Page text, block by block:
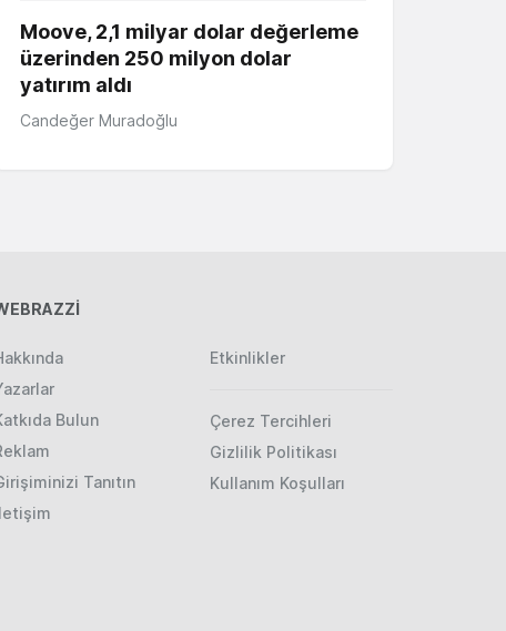
Moove, 2,1 milyar dolar değerleme
üzerinden 250 milyon dolar
yatırım aldı
Candeğer Muradoğlu
Bulun
Tanıtın
Etkinlikler
Çerez Tercihleri
Gizlilik Politikası
Kullanım Koşulları